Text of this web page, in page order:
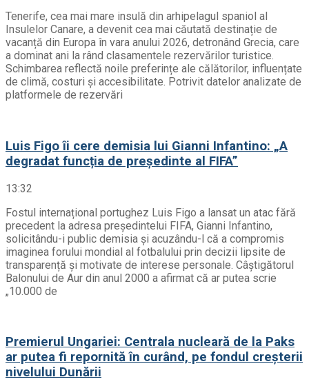
Tenerife, cea mai mare insulă din arhipelagul spaniol al
Insulelor Canare, a devenit cea mai căutată destinație de
vacanță din Europa în vara anului 2026, detronând Grecia, care
a dominat ani la rând clasamentele rezervărilor turistice.
Schimbarea reflectă noile preferințe ale călătorilor, influențate
de climă, costuri și accesibilitate. Potrivit datelor analizate de
platformele de rezervări
Luis Figo îi cere demisia lui Gianni Infantino: „A
degradat funcția de președinte al FIFA”
13:32
Fostul internațional portughez Luis Figo a lansat un atac fără
precedent la adresa președintelui FIFA, Gianni Infantino,
solicitându-i public demisia și acuzându-l că a compromis
imaginea forului mondial al fotbalului prin decizii lipsite de
transparență și motivate de interese personale. Câștigătorul
Balonului de Aur din anul 2000 a afirmat că ar putea scrie
„10.000 de
Premierul Ungariei: Centrala nucleară de la Paks
ar putea fi repornită în curând, pe fondul creșterii
nivelului Dunării